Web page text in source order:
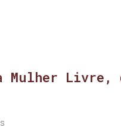
Mulher Livre,